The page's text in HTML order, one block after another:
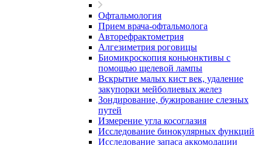
Офтальмология
Прием врача-офтальмолога
Авторефрактометрия
Алгезиметрия роговицы
Биомикроскопия коньюнктивы с
помощью щелевой лампы
Вскрытие малых кист век, удаление
закупорки мейболиевых желез
Зондирование, бужирование слезных
путей
Измерение угла косоглазия
Исследование бинокулярных функций
Исследование запаса аккомодации